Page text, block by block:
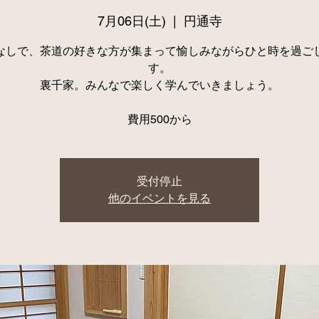
7月06日(土) 円通寺
しで、茶道の好きな方が集まって愉しみながらひと時を過ご
す。
裏千家。みんなで楽しく学んでいきましょう。
費用500から
受付停止
他のイベントを見る